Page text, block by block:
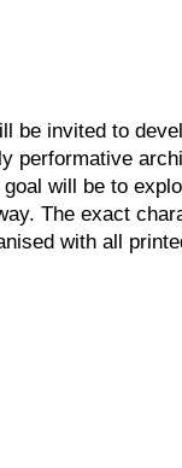
be invited to
performative
will be to
The exact
with all